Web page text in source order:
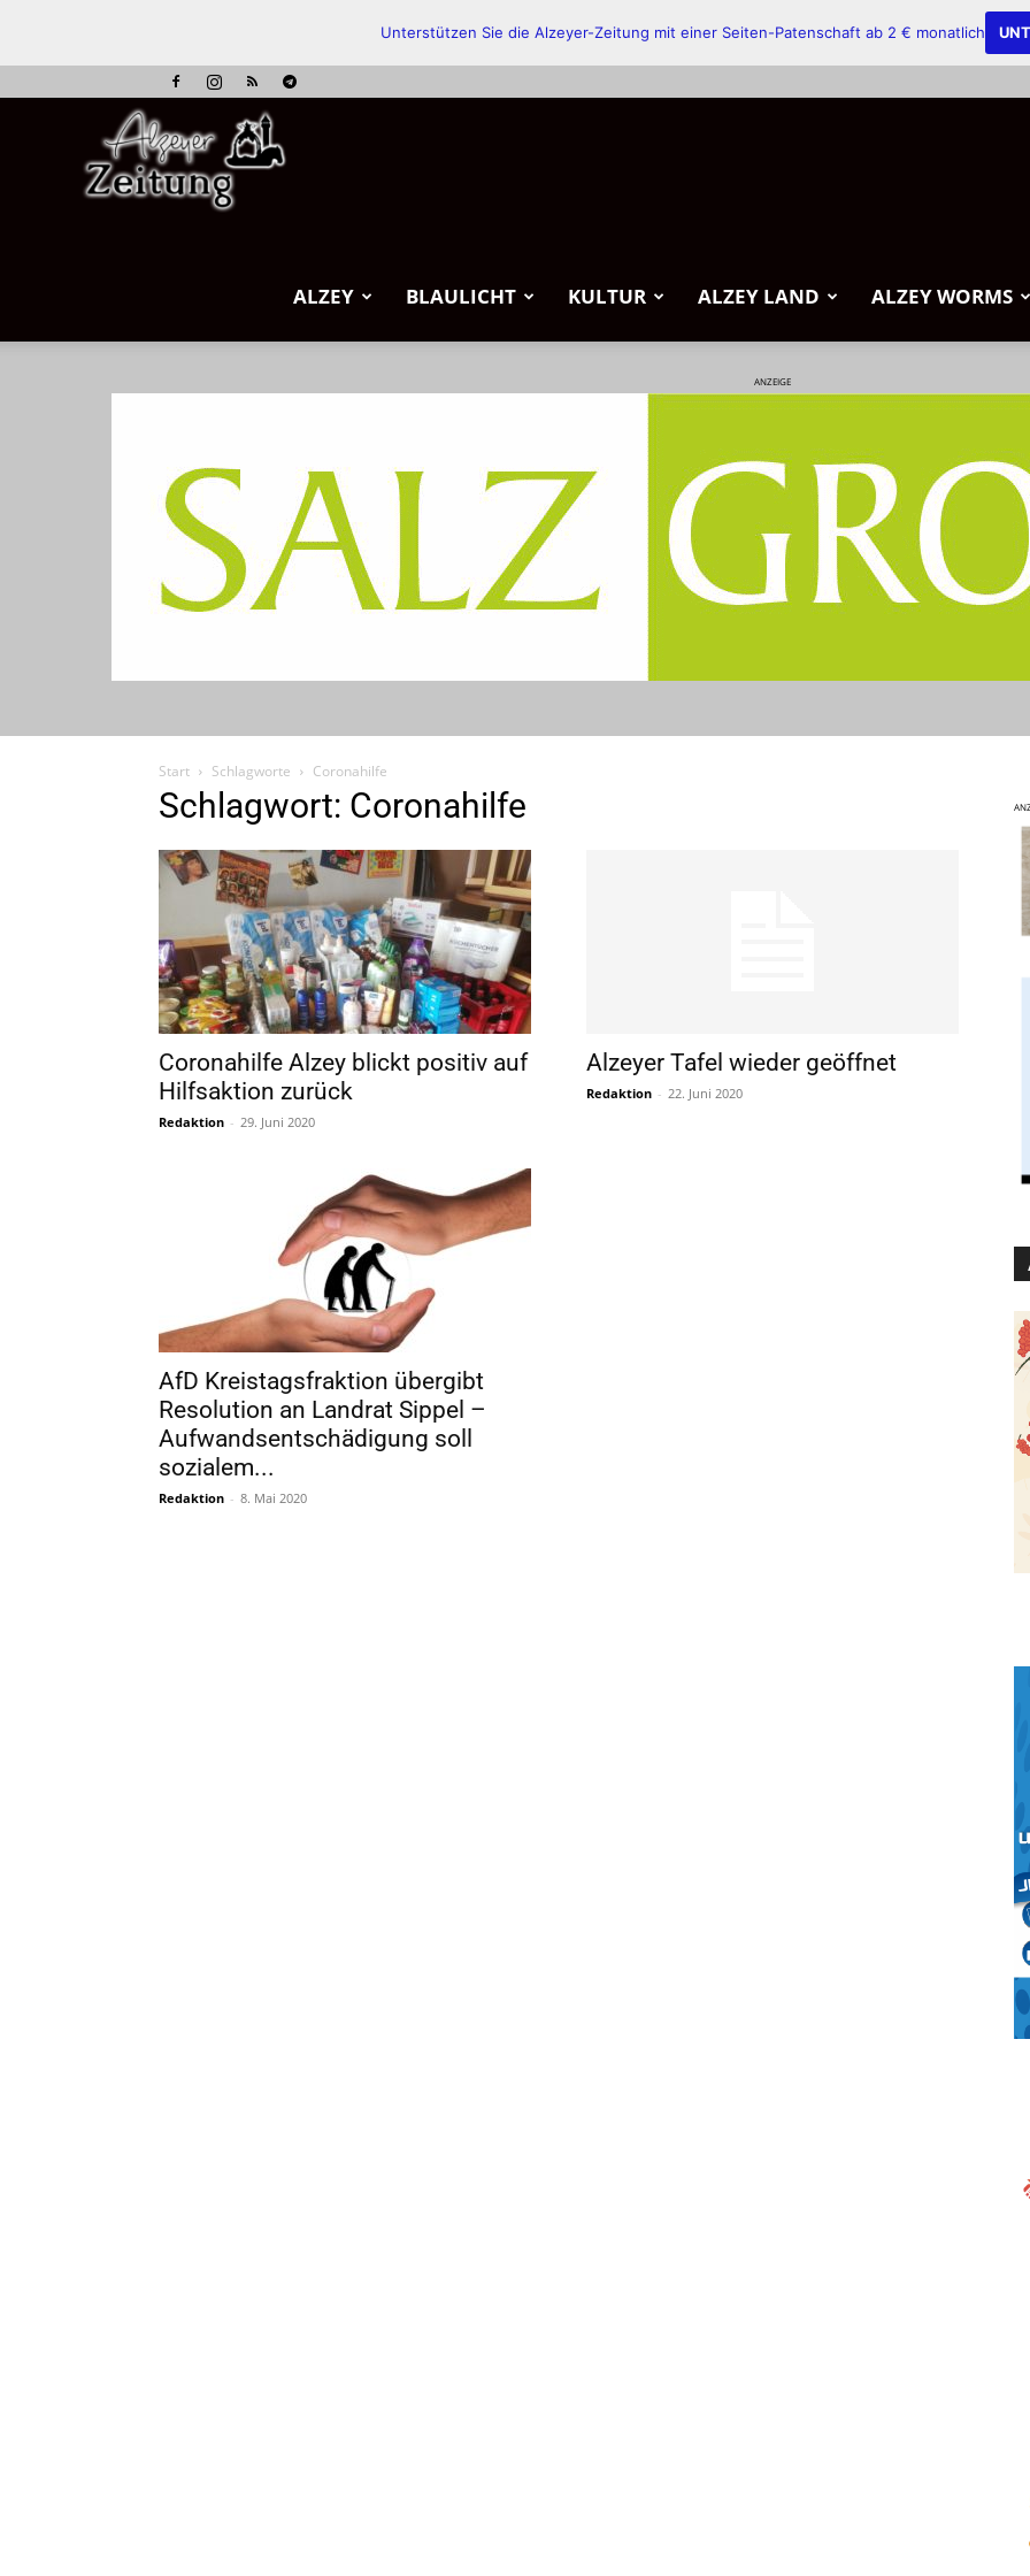
ALZEY BLAULICHT KULTUR ALZEY LAND ALZEY WORMS
ANZEIGE
Start Schlagworte Coronahilfe
Schlagwort: Coronahilfe
Coronahilfe Alzey blickt positiv auf
Hilfsaktion zurück
Redaktion - 29. Juni 2020
Alzeyer Tafel wieder geöffnet
Redaktion - 22. Juni 2020
AfD Kreistagsfraktion übergibt
Resolution an Landrat Sippel –
Aufwandsentschädigung soll
sozialem...
Redaktion - 8. Mai 2020
Unterstützen Sie die Alzeyer-Zeitung mit einer Seiten-Patenschaft ab 2 € monatlich